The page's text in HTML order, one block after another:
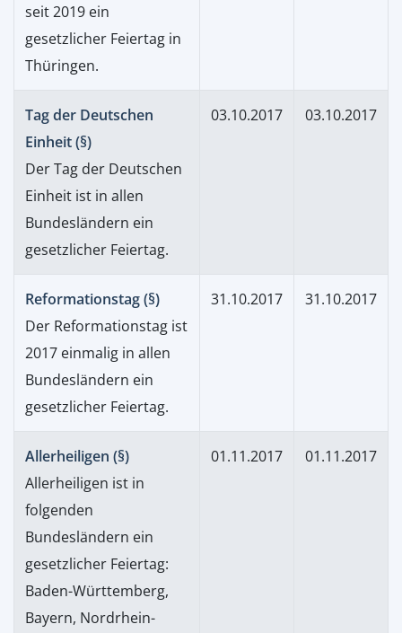
seit 2019 ein
gesetzlicher Feiertag in
Thüringen.
Tag der Deutschen
Einheit (§)
Der Tag der Deutschen
Einheit ist in allen
Bundesländern ein
gesetzlicher Feiertag.
03.10.2017 03.10.2017
Reformationstag (§)
Der Reformationstag ist
2017 einmalig in allen
Bundesländern ein
gesetzlicher Feiertag.
31.10.2017 31.10.2017
Allerheiligen (§)
Allerheiligen ist in
folgenden
Bundesländern ein
gesetzlicher Feiertag:
Baden-Württemberg,
Bayern, Nordrhein-
01.11.2017 01.11.2017